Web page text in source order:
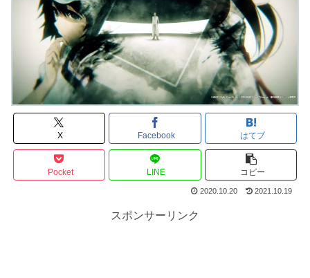
X Facebook はてブ
Pocket LINE コピー
2020.10.20 2021.10.19
スポンサーリンク